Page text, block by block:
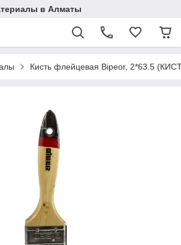
в Алматы
Кисть флейцевая Bipeor, 2*63.5